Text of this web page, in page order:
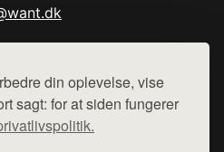
din oplevelse, vise
sagt: for at siden fungerer